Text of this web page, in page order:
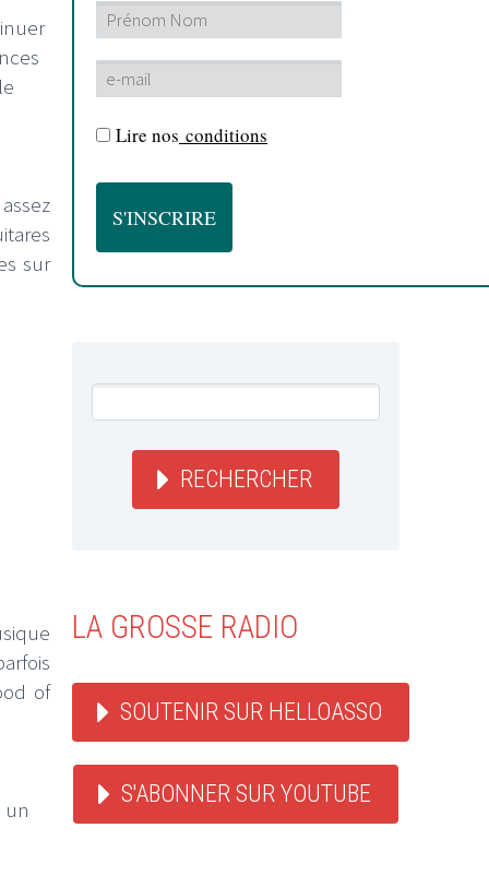
sur
of
un
Lire nos conditions
RECHERCHER
LA GROSSE RADIO
SOUTENIR SUR HELLOASSO
S'ABONNER SUR YOUTUBE